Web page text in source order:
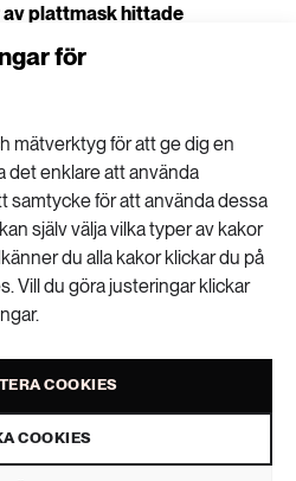
för
mätverktyg för att ge dig en
det enklare att använda
samtycke för att använda dessa
själv välja vilka typer av kakor
du alla kakor klickar du på
Vill du göra justeringar klickar
COOKIES
COOKIES
av plattmask hittade
vegetariskt till standard
mat är ett trubbigt
i lönsamhet i